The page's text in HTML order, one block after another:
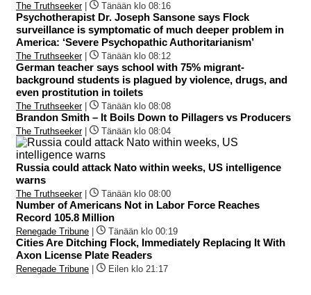
The Truthseeker| Tänään klo 08:16
Psychotherapist Dr. Joseph Sansone says Flock
surveillance is symptomatic of much deeper problem in
America: ‘Severe Psychopathic Authoritarianism’
The Truthseeker| Tänään klo 08:12
German teacher says school with 75% migrant-
background students is plagued by violence, drugs, and
even prostitution in toilets
The Truthseeker| Tänään klo 08:08
Brandon Smith – It Boils Down to Pillagers vs Producers
The Truthseeker| Tänään klo 08:04
Russia could attack Nato within weeks, US intelligence
warns
The Truthseeker| Tänään klo 08:00
Number of Americans Not in Labor Force Reaches
Record 105.8 Million
Renegade Tribune Tänään klo 00:19
Cities Are Ditching Flock, Immediately Replacing It With
Axon License Plate Readers
Renegade Tribune Eilen klo 21:17